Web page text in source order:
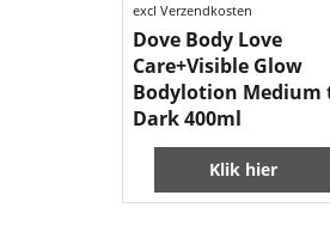
excl Verzendkosten
Dove Body Love
Care+Visible Glow
Bodylotion Medium
Dark 400ml
Klik hier